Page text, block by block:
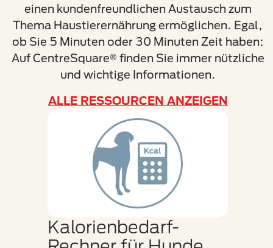
einen kundenfreundlichen Austausch zum
Thema Haustierernährung ermöglichen. Egal,
ob Sie 5 Minuten oder 30 Minuten Zeit haben:
Auf CentreSquare® finden Sie immer nützliche
und wichtige Informationen.
ALLE RESSOURCEN ANZEIGEN
Kalorienbedarf-